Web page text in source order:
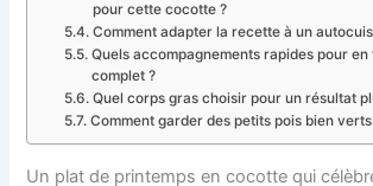
pour cette cocotte ?
Comment adapter la recette à un
Quels accompagnements rapides pour en
complet ?
Quel corps gras choisir pour un résultat
Comment garder des petits pois bien verts
Un plat de printemps en cocotte qui